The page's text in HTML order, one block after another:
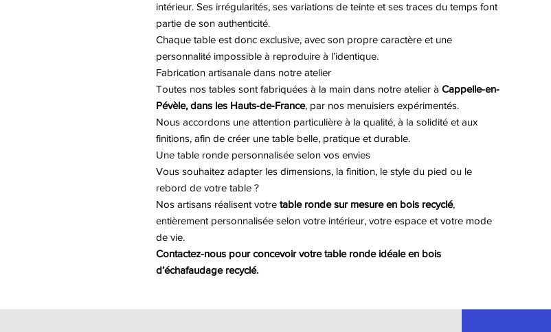
intérieur. Ses irrégularités, ses variations de teinte et ses traces du temps font
partie de son authenticité.
Chaque table est donc exclusive, avec son propre caractère et une
personnalité impossible à reproduire à l’identique.
Fabrication artisanale dans notre atelier
Toutes nos tables sont fabriquées à la main dans notre atelier à Cappelle-en-
Pévèle, dans les Hauts-de-France, par nos menuisiers expérimentés.
Nous accordons une attention particulière à la qualité, à la solidité et aux
finitions, afin de créer une table belle, pratique et durable.
Une table ronde personnalisée selon vos envies
Vous souhaitez adapter les dimensions, la finition, le style du pied ou le
rebord de votre table ?
Nos artisans réalisent votre table ronde sur mesure en bois recyclé,
entièrement personnalisée selon votre intérieur, votre espace et votre mode
de vie.
Contactez-nous pour concevoir votre table ronde idéale en bois
d’échafaudage recyclé.